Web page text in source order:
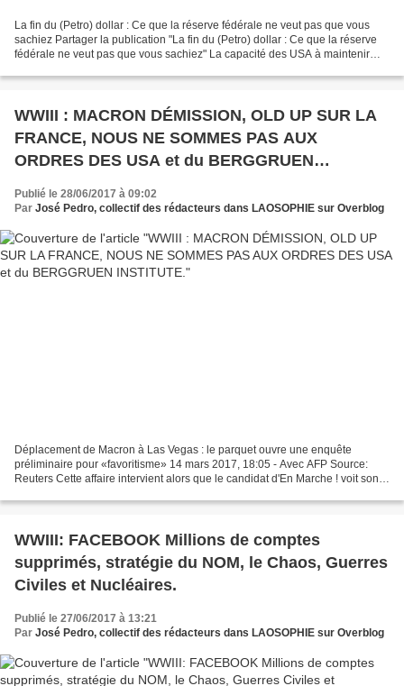
La fin du (Petro) dollar : Ce que la réserve fédérale ne veut pas que vous
sachiez Partager la publication "La fin du (Petro) dollar : Ce que la réserve
fédérale ne veut pas que vous sachiez" La capacité des USA à maintenir
WWIII : MACRON DÉMISSION, OLD UP SUR LA
FRANCE, NOUS NE SOMMES PAS AUX
ORDRES DES USA et du BERGGRUEN
INSTITUTE.
Publié le 28/06/2017 à 09:02
Par José Pedro, collectif des rédacteurs dans LAOSOPHIE sur Overblog
Déplacement de Macron à Las Vegas : le parquet ouvre une enquête
préliminaire pour «favoritisme» 14 mars 2017, 18:05 - Avec AFP Source:
Reuters Cette affaire intervient alors que le candidat d'En Marche ! voit son
WWIII: FACEBOOK Millions de comptes
supprimés, stratégie du NOM, le Chaos, Guerres
Civiles et Nucléaires.
Publié le 27/06/2017 à 13:21
Par José Pedro, collectif des rédacteurs dans LAOSOPHIE sur Overblog